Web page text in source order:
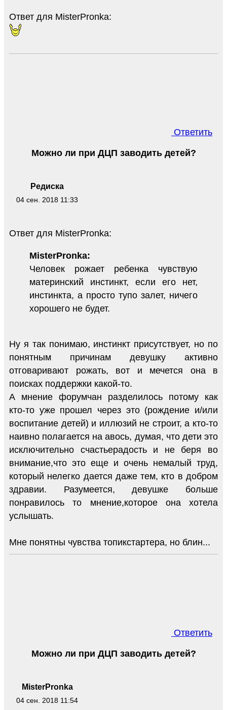
Ответ для MisterPronka:
Ответить
Редиска
04 сен. 2018 11:33
Можно ли при ДЦП заводить детей?
Ответ для MisterPronka:
MisterPronka:
Человек рожает ребенка чувствую
материнский инстинкт, если его нет,
инстинкта, а просто тупо залет, ничего
хорошего не будет.
Ну я так понимаю, инстинкт присутствует, но по
понятным причинам девушку активно
отговаривают рожать, вот и мечется она в
поисках поддержки какой-то.
А мнение форумчан разделилось потому как
кто-то уже прошел через это (рождение и/или
воспитание детей) и иллюзий не строит, а кто-то
наивно полагается на авось, думая, что дети это
исключительно счастьерадость и не беря во
внимание,что это еще и очень немалый труд,
который нелегко дается даже тем, кто в добром
здравии. Разумеется, девушке больше
понравилось то мнение,которое она хотела
услышать.
Мне понятны чувства топикстартера, но блин...
Ответить
MisterPronka
04 сен. 2018 11:54
Можно ли при ДЦП заводить детей?